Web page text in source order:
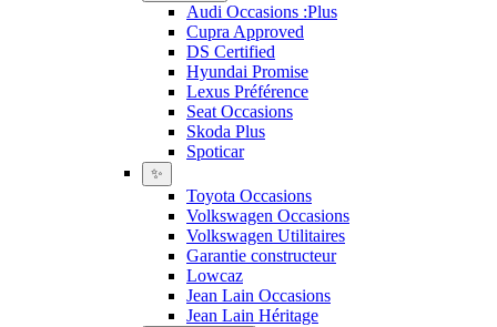
Audi Occasions :Plus
Cupra Approved
DS Certified
Hyundai Promise
Lexus Préférence
Seat Occasions
Skoda Plus
Spoticar
✨
Toyota Occasions
Volkswagen Occasions
Volkswagen Utilitaires
Garantie constructeur
Lowcaz
Jean Lain Occasions
Jean Lain Héritage